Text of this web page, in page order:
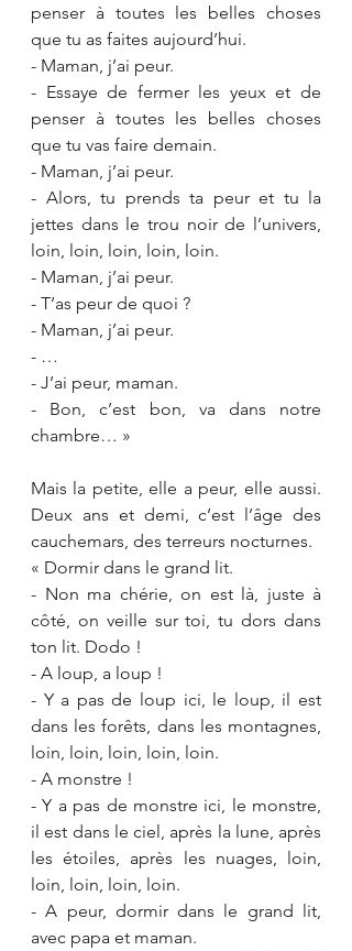
penser à toutes les belles choses
que tu as faites aujourd’hui.
- Maman, j’ai peur.
- Essaye de fermer les yeux et de
penser à toutes les belles choses
que tu vas faire demain.
- Maman, j’ai peur.
- Alors, tu prends ta peur et tu la
jettes dans le trou noir de l’univers,
loin, loin, loin, loin, loin.
- Maman, j’ai peur.
- T’as peur de quoi ?
- Maman, j’ai peur.
- …
- J’ai peur, maman.
- Bon, c’est bon, va dans notre
chambre… »
Mais la petite, elle a peur, elle aussi.
Deux ans et demi, c’est l’âge des
cauchemars, des terreurs nocturnes.
« Dormir dans le grand lit.
- Non ma chérie, on est là, juste à
côté, on veille sur toi, tu dors dans
ton lit. Dodo !
- A loup, a loup !
- Y a pas de loup ici, le loup, il est
dans les forêts, dans les montagnes,
loin, loin, loin, loin, loin.
- A monstre !
- Y a pas de monstre ici, le monstre,
il est dans le ciel, après la lune, après
les étoiles, après les nuages, loin,
loin, loin, loin, loin.
- A peur, dormir dans le grand lit,
avec papa et maman.